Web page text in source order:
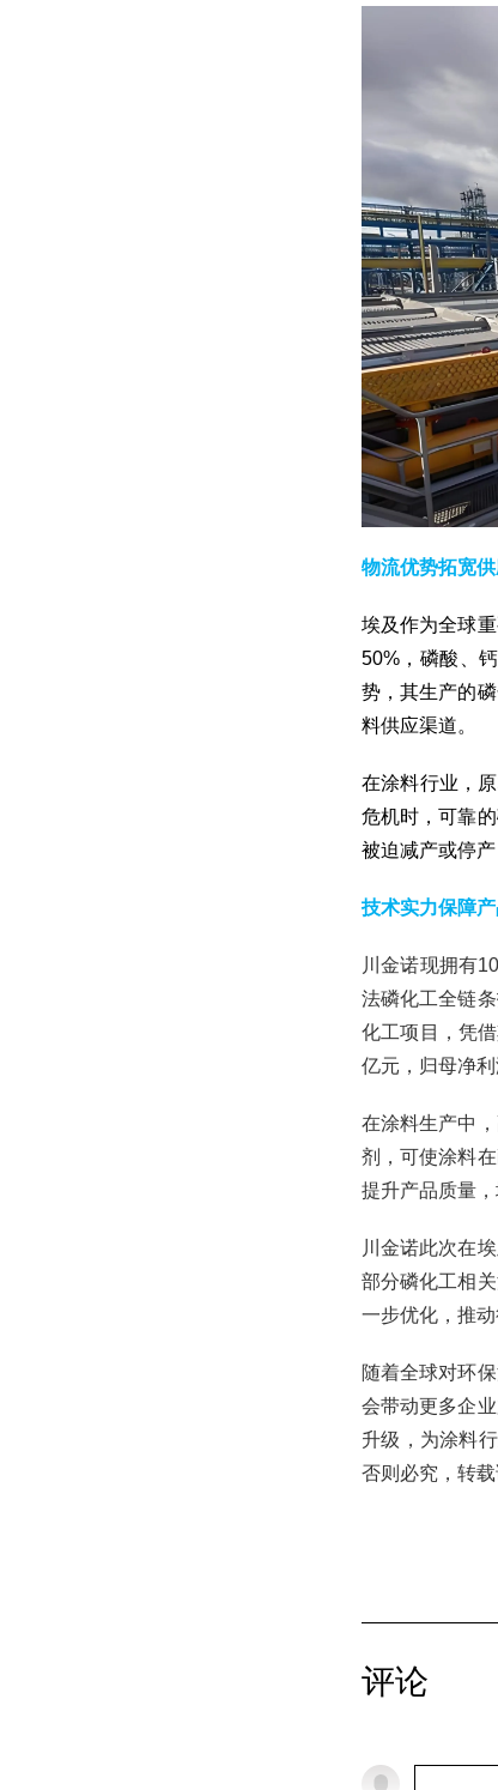
物流优势拓宽
埃及作为全球
50%，磷酸、
势，其生产的
料供应渠道。
在涂料行业，
危机时，可靠
被迫减产或停
技术实力保障
川金诺现拥有
法磷化工全链
化工项目，凭
亿元，归母净利
在涂料生产中
剂，可使涂料
提升产品质量
川金诺此次在
部分磷化工相
一步优化，推
随着全球对环
会带动更多企
升级，为涂料
否则必究，转
评论